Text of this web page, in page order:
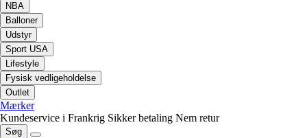
NBA
Balloner
Udstyr
Sport USA
Lifestyle
Fysisk vedligeholdelse
Outlet
Mærker
Kundeservice i Frankrig Sikker betaling Nem retur
Søg